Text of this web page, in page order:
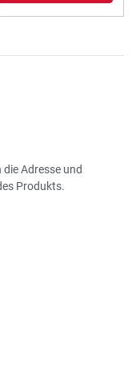
Adresse und
Produkts.